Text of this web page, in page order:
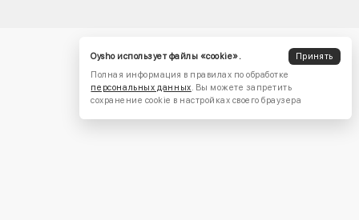
Oysho использует файлы «cookie».
Принять
Полная информация в правилах по обработке
персональных данных. Вы можете запретить
сохранение cookie в настройках своего браузера